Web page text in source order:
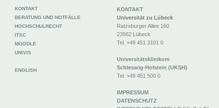
KONTAKT
Universität zu Lübeck
Ratzeburger Allee 160
23562 Lübeck
Tel. +49 451 3101 0
Universitätsklinikum
Schleswig-Holstein (UKSH)
Tel. +49 451 500 0
IMPRESSUM
DATENSCHUTZ
KONTAKT
BERATUNG UND NOTFÄLLE
HOCHSCHULRECHT
ITSC
MOODLE
UNIVIS
ENGLISH